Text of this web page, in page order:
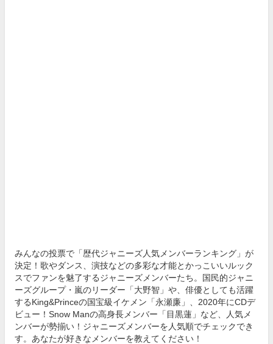
みんなの投票で「歴代ジャニーズ人気メンバーランキング」が
決定！歌やダンス、演技などの多彩な才能とかっこいいルック
スでファンを魅了するジャニーズメンバーたち。国民的ジャニ
ーズグループ・嵐のリーダー「大野智」や、俳優としても活躍
するKing&Princeの国宝級イケメン「永瀬廉」、2020年にCDデ
ビュー！Snow Manの高身長メンバー「目黒蓮」など、人気メ
ンバーが勢揃い！ジャニーズメンバーを人気順でチェックでき
す。あなたが好きなメンバーを教えてください！